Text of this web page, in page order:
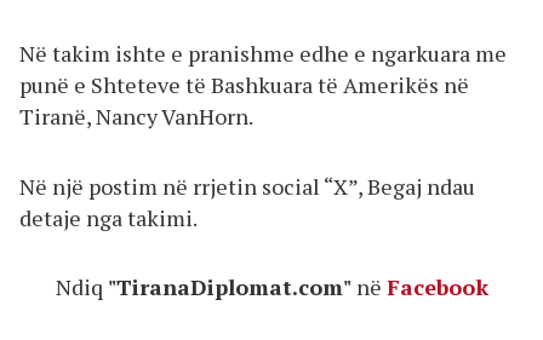
Në takim ishte e pranishme edhe e ngarkuara me
punë e Shteteve të Bashkuara të Amerikës në
Tiranë, Nancy VanHorn.
Në një postim në rrjetin social “X”, Begaj ndau
detaje nga takimi.
Ndiq "TiranaDiplomat.com" në Facebook